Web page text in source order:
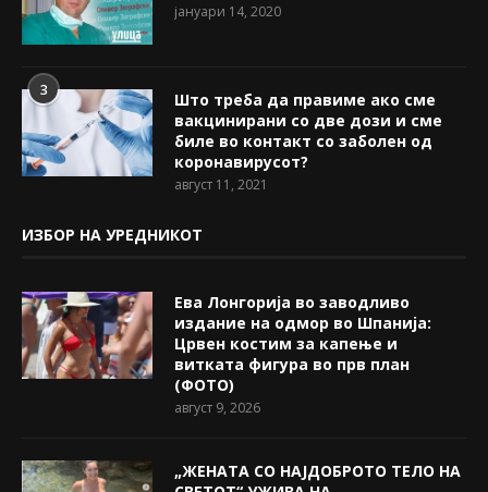
јануари 14, 2020
3
Што треба да правиме ако сме
вакцинирани со две дози и сме
биле во контакт со заболен од
коронавирусот?
август 11, 2021
ИЗБОР НА УРЕДНИКОТ
Ева Лонгорија во заводливо
издание на одмор во Шпанија:
Црвен костим за капење и
витката фигура во прв план
(ФОТО)
август 9, 2026
„ЖЕНАТА СО НАЈДОБРОТО ТЕЛО НА